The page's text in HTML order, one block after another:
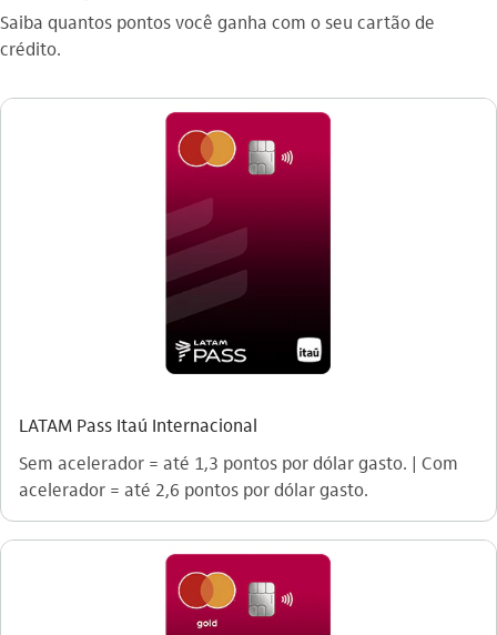
Saiba quantos pontos você ganha com o seu cartão de
crédito.
LATAM Pass Itaú Internacional
Sem acelerador = até 1,3 pontos por dólar gasto. | Com
acelerador = até 2,6 pontos por dólar gasto.